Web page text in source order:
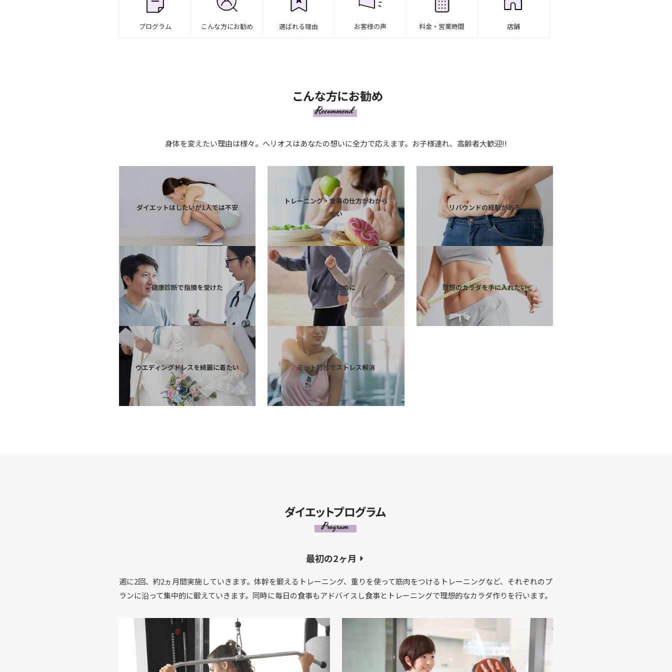
プログラム こんな方にお勧め 選ばれる理由 お客様の声 料金・営業時間 店舗
身体を変えたい理由は様々。ヘリオスはあなたの想いに全力で応えます。お子様連れ、高齢者大歓迎!!
ダイエットはしたいが1人では不安
トレーニング・食事の仕方がわから
ない
リバウンドの経験がある
健康診断で指摘を受けた 将来のために 理想のカラダを手に入れたい
ウエディングドレスを綺麗に着たい ミット打ちでストレス解消
最初の2ヶ月
週に2回、約2ヵ月間実施していきます。体幹を鍛えるトレーニング、重りを使って筋肉をつけるトレーニングなど、それぞれのプ
ランに沿って集中的に鍛えていきます。同時に毎日の食事もアドバイスし食事とトレーニングで理想的なカラダ作りを行います。